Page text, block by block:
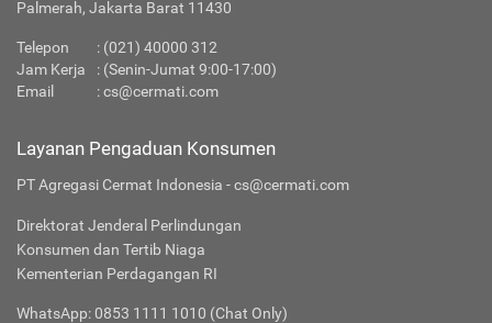
Palmerah, Jakarta Barat 11430
Telepon : (021) 40000 312
Jam Kerja
: (Senin-Jumat 9:00-17:00)
Email
:cs@cermati.com
Layanan Pengaduan Konsumen
PT Agregasi Cermat Indonesia - cs@cermati.com
Direktorat Jenderal Perlindungan
Konsumen dan Tertib Niaga
Kementerian Perdagangan RI
WhatsApp: 0853 1111 1010 (Chat Only)